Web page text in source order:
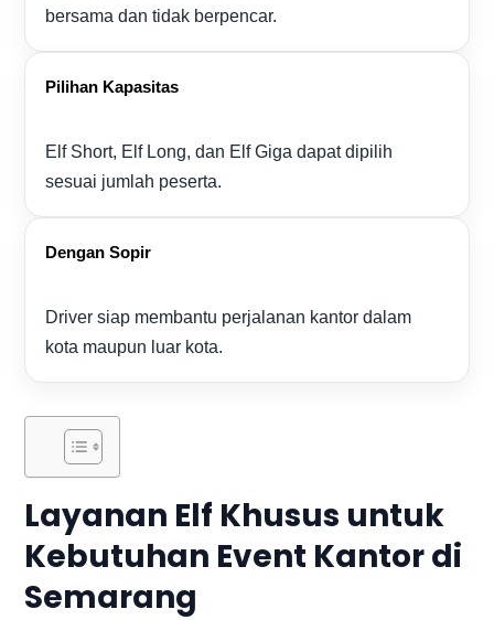
bersama dan tidak berpencar.
Pilihan Kapasitas
Elf Short, Elf Long, dan Elf Giga dapat dipilih
sesuai jumlah peserta.
Dengan Sopir
Driver siap membantu perjalanan kantor dalam
kota maupun luar kota.
Layanan Elf Khusus untuk
Kebutuhan Event Kantor di
Semarang